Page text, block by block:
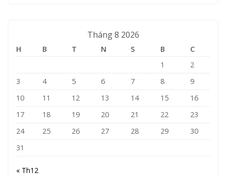
Tháng 8 2026
H B T N S B
C
1
2
3
4 5 6 7 8
9
10
11 12 13 14 15
16
17
18 19 20 21 22
23
24
25 26 27 28 29
30
31
« Th12